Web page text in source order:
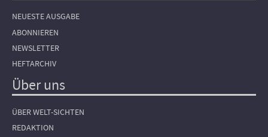
NEUESTE AUSGABE
ABONNIEREN
NEWSLETTER
HEFTARCHIV
Über uns
ÜBER WELT-SICHTEN
REDAKTION